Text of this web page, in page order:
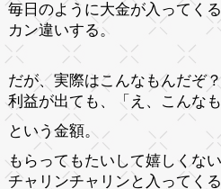
毎日のように大金が入ってく
カン違いする。
だが、実際はこんなもんだぞ？
利益が出ても、「え、こんなも
という金額。
もらってもたいして嬉しくない
チャリンチャリンと入ってく